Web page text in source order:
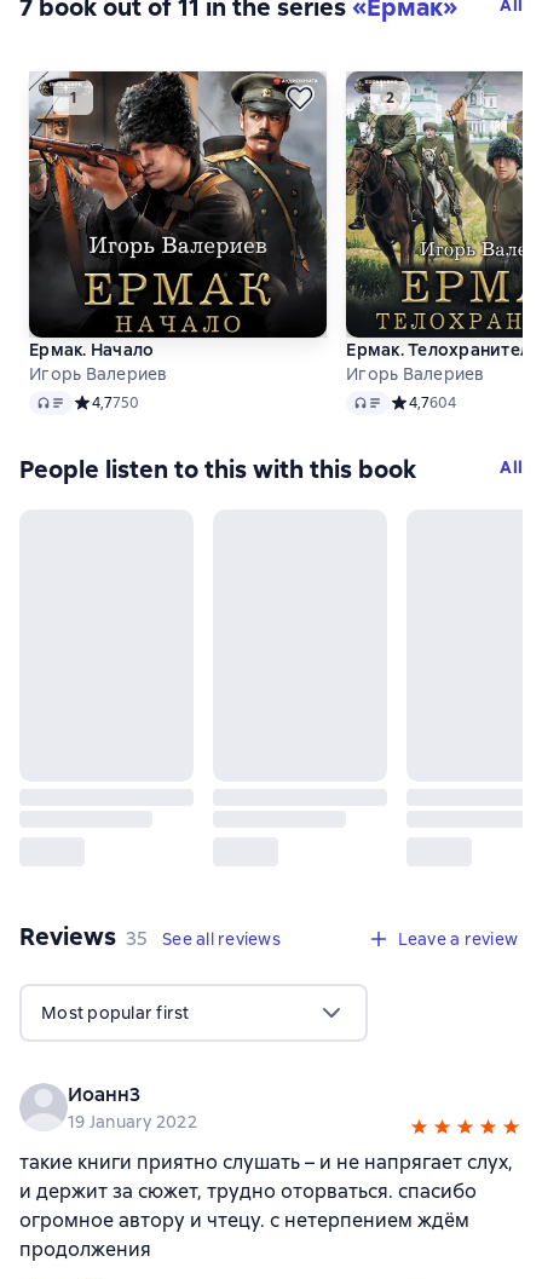
7 book out of 11 in the series«Ермак» All
Ермак. Начало
Игорь Валериев
Audio Средний рейтинг 4,7 на основе 750 оценок
4,7750
Ермак. Телохранитель
Игорь Валериев
Audio Средний рейтинг
4,7604
People listen to this with this book All
Reviews 35 reviews
35 See all reviews Leave a review
Most popular first
Иоанн3
19 January 2022
такие книги приятно слушать – и не напрягает слух,
и держит за сюжет, трудно оторваться. спасибо
огромное автору и чтецу. с нетерпением ждём
продолжения